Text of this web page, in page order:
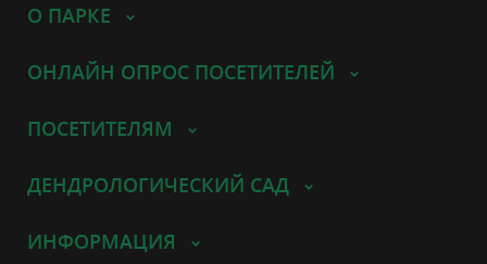
О ПАРКЕ
ОНЛАЙН ОПРОС ПОСЕТИТЕЛЕЙ
ПОСЕТИТЕЛЯМ
ДЕНДРОЛОГИЧЕСКИЙ САД
ИНФОРМАЦИЯ